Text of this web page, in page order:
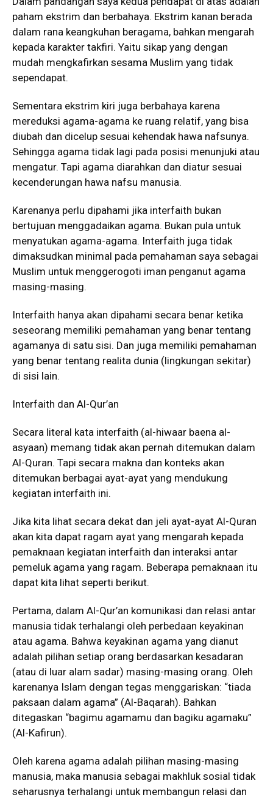
paham ekstrim dan berbahaya. Ekstrim kanan berada
dalam rana keangkuhan beragama, bahkan mengarah
kepada karakter takfiri. Yaitu sikap yang dengan
mudah mengkafirkan sesama Muslim yang tidak
sependapat.
Sementara ekstrim kiri juga berbahaya karena
mereduksi agama-agama ke ruang relatif, yang bisa
diubah dan dicelup sesuai kehendak hawa nafsunya.
Sehingga agama tidak lagi pada posisi menunjuki atau
mengatur. Tapi agama diarahkan dan diatur sesuai
kecenderungan hawa nafsu manusia.
Karenanya perlu dipahami jika interfaith bukan
bertujuan menggadaikan agama. Bukan pula untuk
menyatukan agama-agama. Interfaith juga tidak
dimaksudkan minimal pada pemahaman saya sebagai
Muslim untuk menggerogoti iman penganut agama
masing-masing.
Interfaith hanya akan dipahami secara benar ketika
seseorang memiliki pemahaman yang benar tentang
agamanya di satu sisi. Dan juga memiliki pemahaman
yang benar tentang realita dunia (lingkungan sekitar)
di sisi lain.
Interfaith dan Al-Qur’an
Secara literal kata interfaith (al-hiwaar baena al-
asyaan) memang tidak akan pernah ditemukan dalam
Al-Quran. Tapi secara makna dan konteks akan
ditemukan berbagai ayat-ayat yang mendukung
kegiatan interfaith ini.
Jika kita lihat secara dekat dan jeli ayat-ayat Al-Quran
akan kita dapat ragam ayat yang mengarah kepada
pemaknaan kegiatan interfaith dan interaksi antar
pemeluk agama yang ragam. Beberapa pemaknaan itu
dapat kita lihat seperti berikut.
Pertama, dalam Al-Qur’an komunikasi dan relasi antar
manusia tidak terhalangi oleh perbedaan keyakinan
atau agama. Bahwa keyakinan agama yang dianut
adalah pilihan setiap orang berdasarkan kesadaran
(atau di luar alam sadar) masing-masing orang. Oleh
karenanya Islam dengan tegas menggariskan: “tiada
paksaan dalam agama” (Al-Baqarah). Bahkan
ditegaskan “bagimu agamamu dan bagiku agamaku”
(Al-Kafirun).
Oleh karena agama adalah pilihan masing-masing
manusia, maka manusia sebagai makhluk sosial tidak
seharusnya terhalangi untuk membangun relasi dan